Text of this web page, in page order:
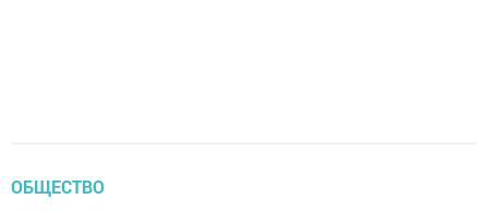
ОБЩЕСТВО